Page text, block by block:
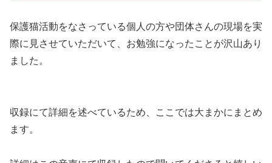
保護猫活動をなさっている個人の方や団体さんの現場を実
際に見させていただいて、お勉強になったことが沢山あり
ました。
収録にて詳細を述べているため、ここでは大まかにまとめ
ます。